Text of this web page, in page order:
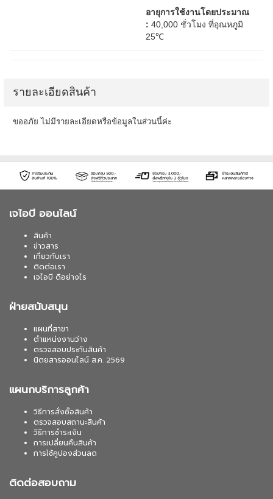
อายุการใช้งานโดยประมาณ
: 40,000 ชั่วโมง ที่อุณหภูมิ
25℃
รายละเอียดสินค้า
ขออภัย ไม่มีรายละเอียดหรือข้อมูลในส่วนนี้ค่ะ
เจไอบี ออนไลน์
สินค้า
ข่าวสาร
เกี่ยวกับเรา
ติดต่อเรา
เจไอบี ดีอย่างไร
ฝ่ายสนับสนุน
แผนที่สาขา
ตำแหน่งงานว่าง
ตรวจสอบประกันสินค้า
นิตยสารออนไลน์ ส.ค. 2569
แผนกบริการลูกค้า
วิธีการสั่งซื้อสินค้า
ตรวจสอบสถานะสินค้า
วิธีการชำระเงิน
การเปลี่ยนคืนสินค้า
การใช้คูปองส่วนลด
ติดต่อสอบถาม